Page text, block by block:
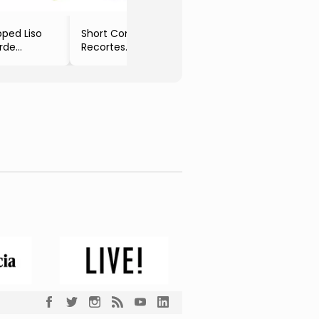
Liso
Short Com
Recortes